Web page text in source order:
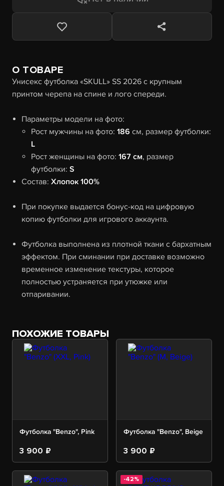
О ТОВАРЕ
Унисекс футболка «SKULL» SS 2026 с крупным
принтом черепа на спине и лого спереди.
Параметры модели на фото:
Рост мужчины на фото:186 см, размер футболки:
L
Рост женщины на фото:167 см, размер
футболки:S
Состав:Хлопок 100%
При покупке выдается бонус-код на цифровую
копию футболки для игрового аккаунта.
Футболка выполнена из плотной ткани с бархатным
эффектом. При сминании при доставке возможно
временное изменение текстуры, которое
полностью устраняется при утюжке или
отпаривании.
ПОХОЖИЕ ТОВАРЫ
Футболка "Benzo", Pink
3 900 ₽
Футболка "Benzo", Beige
3 900 ₽
-42%